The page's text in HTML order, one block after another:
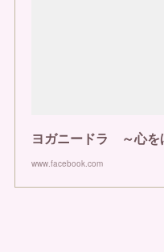
ヨガニードラ ～心を
www.facebook.com